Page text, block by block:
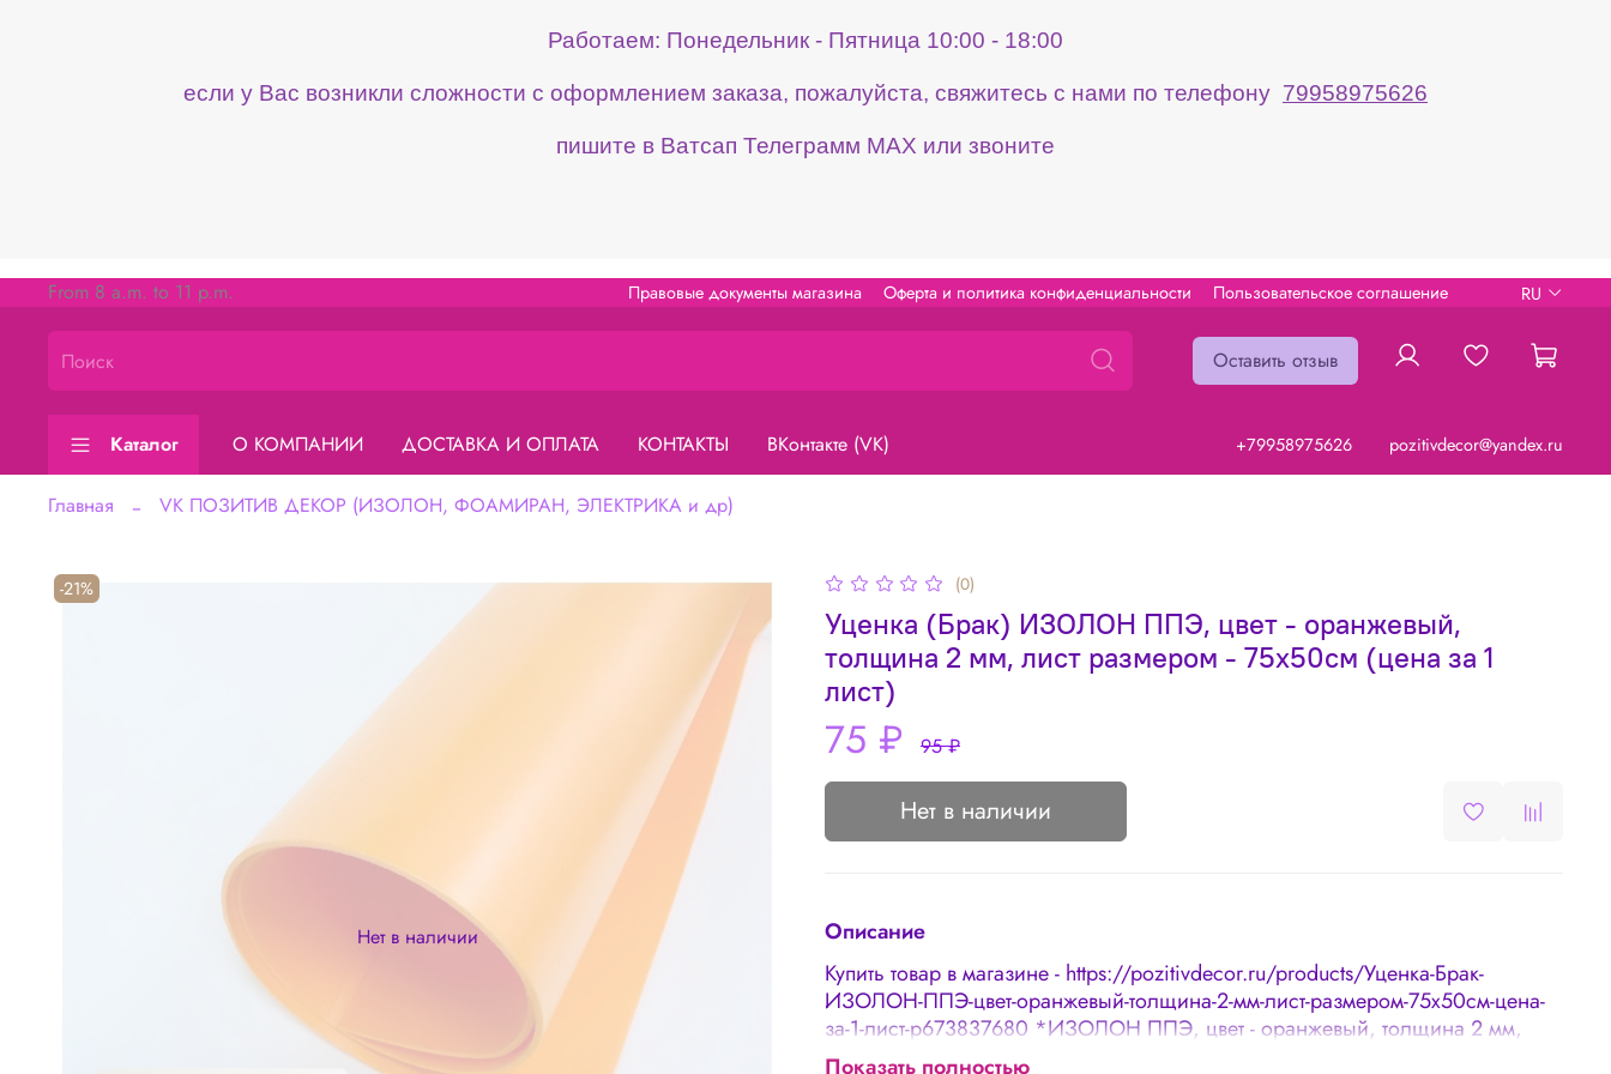
Работаем: Понедельник - Пятница 10:00 - 18:00
если у Вас возникли сложности с оформлением заказа, пожалуйста, свяжитесь с нами по телефону 79958975626
пишите в Ватсап Телеграмм МАХ или звоните
Правовые документы магазина Оферта и политика конфиденциальности Пользовательское соглашение
From 8 a.m. to 11 p.m. RU
Оставить отзыв
Каталог О КОМПАНИИ ДОСТАВКА И ОПЛАТА КОНТАКТЫ ВКонтакте (VK) +79958975626 pozitivdecor@yandex.ru
Главная VK ПОЗИТИВ ДЕКОР (ИЗОЛОН, ФОАМИРАН, ЭЛЕКТРИКА и др)
Нет в наличии
-21% (0)
Уценка (Брак) ИЗОЛОН ППЭ, цвет - оранжевый,
толщина 2 мм, лист размером - 75х50см (цена за 1
лист)
75 ₽ 95 ₽
Нет в наличии
Описание
Купить товар в магазине - https://pozitivdecor.ru/products/Уценка-Брак-
ИЗОЛОН-ППЭ-цвет-оранжевый-толщина-2-мм-лист-размером-75х50см-цена-
за-1-лист-p673837680 *ИЗОЛОН ППЭ, цвет - оранжевый, толщина 2 мм,
75х50см (цена за 1 лист) **Небольшие заломы, царапины, немного
Показать полностью